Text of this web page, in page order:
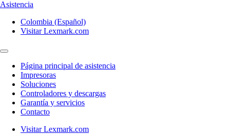
Asistencia
Colombia (Español)
Visitar Lexmark.com
Página principal de asistencia
Impresoras
Soluciones
Controladores y descargas
Garantía y servicios
Contacto
Visitar Lexmark.com